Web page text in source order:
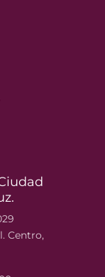
Centro,